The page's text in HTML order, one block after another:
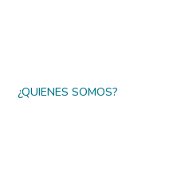
¿QUIENES SOMOS?